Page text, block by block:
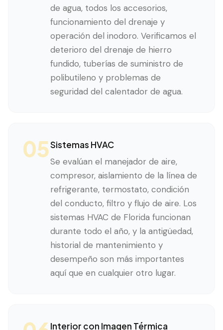
de agua, todos los accesorios,
funcionamiento del drenaje y
operación del inodoro. Verificamos el
deterioro del drenaje de hierro
fundido, tuberías de suministro de
polibutileno y problemas de
seguridad del calentador de agua.
05Sistemas HVAC
Se evalúan el manejador de aire,
compresor, aislamiento de la línea de
refrigerante, termostato, condición
del conducto, filtro y flujo de aire. Los
sistemas HVAC de Florida funcionan
durante todo el año, y la antigüedad,
historial de mantenimiento y
desempeño son más importantes
aquí que en cualquier otro lugar.
Interior con Imagen Térmica